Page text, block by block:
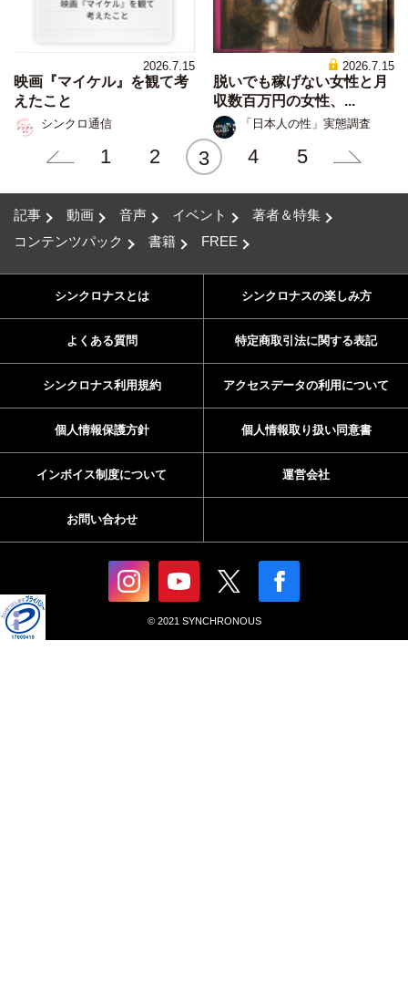
2026.7.15
映画『マイケル』を観て考
えたこと
シンクロ通信
2026.7.15
脱いでも稼げない女性と月
収数百万円の女性、...
「日本人の性」実態調査
1 2 3 4 5
記事 動画 音声 イベント
著者＆特集
コンテンツパック
書籍 FREE
シンクロナスとは シンクロナスの楽しみ方
よくある質問 特定商取引法に関する表記
シンクロナス利用規約 アクセスデータの利用について
個人情報保護方針 個人情報取り扱い同意書
インボイス制度について 運営会社
お問い合わせ
© 2021 SYNCHRONOUS